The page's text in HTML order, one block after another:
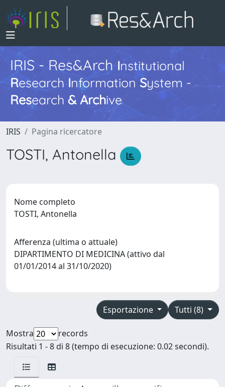
IRIS - Res&ArchInstitutional
Research InformationSystem -
Research & Archive
IRIS Pagina ricercatore
TOSTI, Antonella
Nome completo
TOSTI, Antonella
Afferenza (ultima o attuale)
DIPARTIMENTO DI MEDICINA (attivo dal
01/01/2014 al 31/10/2020)
Tutti (8)
Esportazione
Mostra
records
Risultati 1 - 8 di 8 (tempo di esecuzione: 0.02 secondi).